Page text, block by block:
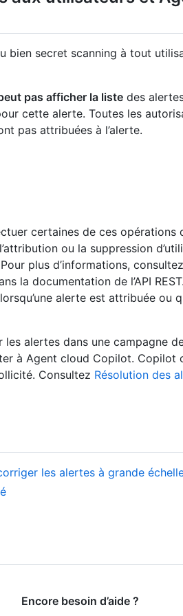
bien secret scanning à tout
pas afficher la liste des
cette alerte. Toutes les
pas attribuées à l’alerte.
certaines de ces opérations
ou la suppression
plus d’informations, consultez
la documentation de l’API
alerte est attribuée ou
alertes dans une campagne
à Agent cloud Copilot. Copilot
Consultez Résolution des
les alertes à grande
Encore besoin d’aide ?